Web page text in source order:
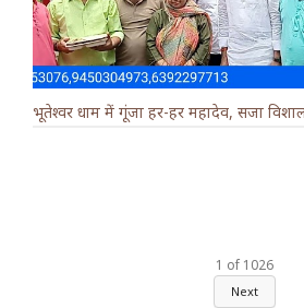
भूतेश्वर धाम में गूंजा हर-हर महादेव, सजा
1 of 1026
Next